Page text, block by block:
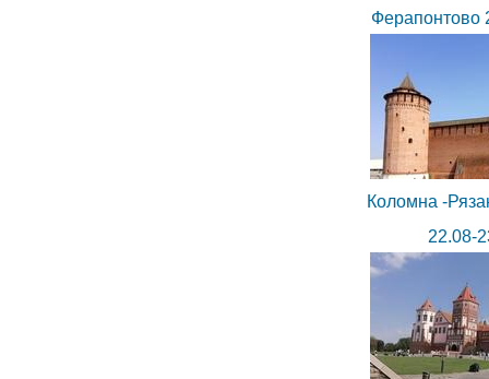
Ферапонтово
Коломна -
22.08-